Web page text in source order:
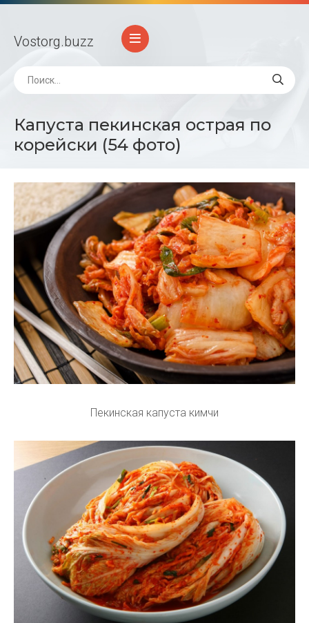
Vostorg.buzz
Капуста пекинская острая по
корейски (54 фото)
Пекинская капуста кимчи